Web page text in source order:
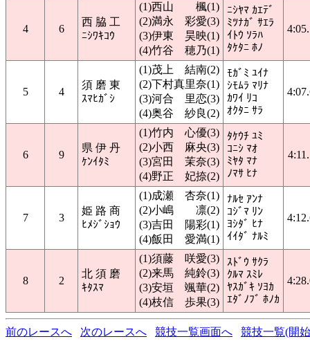
4 6
西 脇 工
ﾆｼﾜｷｺｳ
(1)西山 楓(1)
(2)満永 彩愛(3)
(3)伊東 昊映(1)
(4)竹谷 穂乃(1)
ﾆｼﾔﾏ ｶｴﾃﾞ
ﾐﾂﾅｶﾞ ｻｴﾗ
ｲﾄｳ ｿﾗﾊ
ﾀｹﾀﾆ ﾎﾉ
5 4
須 磨 東
ｽﾏﾋｶﾞｼ
(1)茂上 結南(2)
(2)下村真里奈(1)
(3)河合 里恋(3)
(4)奥谷 紗良(2)
ﾓｶﾞﾐ ﾕｲﾅ
ｼﾓﾑﾗ ﾏﾘﾅ
ｶﾜｲ ﾘｺ
ｵｸﾀﾆ ｻﾗ
6 9
県 伊 丹
ｹﾝｲﾀﾐ
(1)竹内 心優(3)
(2)小西 麻央(3)
(3)宮田 茉奈(3)
(4)野正 妃捺(2)
ﾀｹｳﾁ ﾕﾐ
ｺﾆｼ ﾏｵ
ﾐﾔﾀ ﾏﾅ
ﾉﾏｻ ﾋﾅ
7 3
姫 路 商
ﾋﾒｼﾞｼｮｳ
(1)成瀬 杏奈(1)
(2)小嶋 凛(2)
(3)吉田 陽彩(1)
(4)飯田 愛満(1)
ﾅﾙｾ ｱﾝﾅ
ｺｼﾞﾏ ﾘﾝ
ﾖｼﾀﾞ ﾋﾅ
ｲｲﾀﾞ ﾅﾙﾐ
8 2
北 須 磨
ｷﾀｽﾏ
(1)須藤 咲愛(3)
(2)来馬 純鈴(3)
(3)安垣 颯華(2)
(4)枝信 歩果(3)
ｽﾄﾞｳ ｻｸﾗ
ｸﾙﾏ ｽﾐﾚ
ﾔｽｶﾞｷ ｿﾖｶ
ｴﾀﾞﾉﾌﾞ ﾎﾉｶ
前のレースへ 次のレースへ 競技一覧画面へ 競技一覧(開